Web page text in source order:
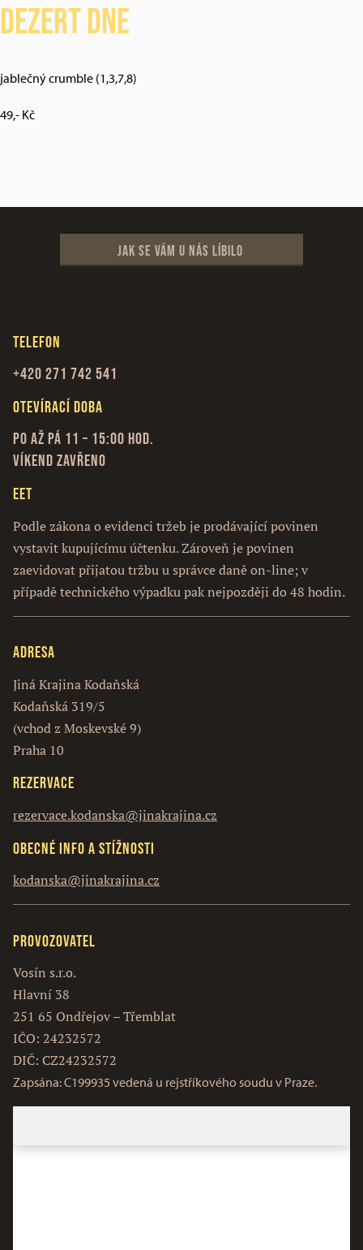
Dezert dne
jablečný crumble (1,3,7,8)
49,- Kč
Jak se vám u nás líbilo
Telefon
+420 271 742 541
Otevírací doba
Po až Pá 11 – 15:00 hod.
Víkend zavřeno
EET
Podle zákona o evidenci tržeb je prodávající povinen
vystavit kupujícímu účtenku. Zároveň je povinen
zaevidovat přijatou tržbu u správce daně on-line; v
případě technického výpadku pak nejpozději do 48 hodin.
Adresa
Jiná Krajina Kodaňská
Kodaňská 319/5
(vchod z Moskevské 9)
Praha 10
Rezervace
rezervace.kodanska@jinakrajina.cz
Obecné info a stížnosti
kodanska@jinakrajina.cz
Provozovatel
Vosín s.r.o.
Hlavní 38
251 65 Ondřejov – Třemblat
IČO: 24232572
DIČ: CZ24232572
Zapsána: C199935 vedená u rejstříkového soudu v Praze.